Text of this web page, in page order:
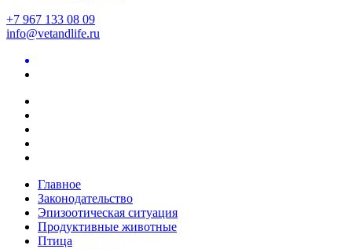
+7 967 133 08 09
info@vetandlife.ru
Главное
Законодательство
Эпизоотическая ситуация
Продуктивные животные
Птица